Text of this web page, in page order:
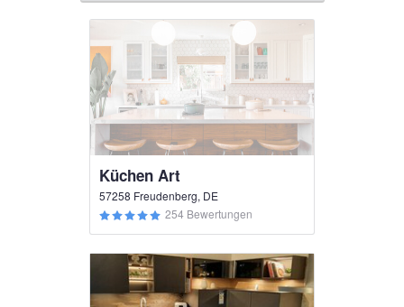
Küchen Art
57258 Freudenberg, DE
254 Bewertungen